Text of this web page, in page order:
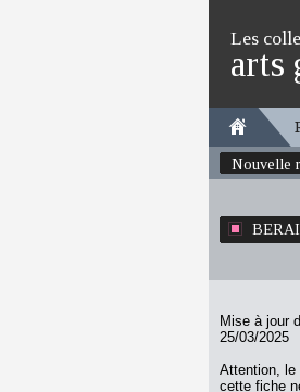
Les
arts
Nouvelle
Mise à jour
25/03/2025
Attention, le
cette fiche